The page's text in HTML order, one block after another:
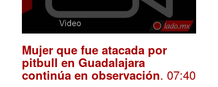
Mujer que fue atacada por
pitbull en Guadalajara
continúa en observación. 07:40